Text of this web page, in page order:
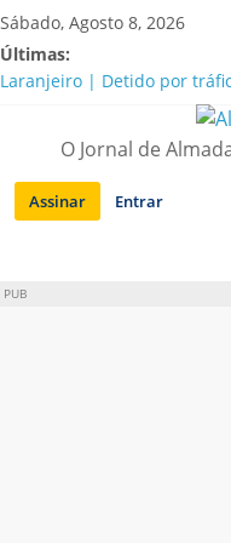
Saltar
para
conteúdo
Sábado, Agosto 8, 2026
Últimas:
Laranjeiro | Detido por
A “crise” da água em
Costa da Caparica |
irregularidades em
APA diz que falta de água
O Jornal de
Assinar Entrar
PUB